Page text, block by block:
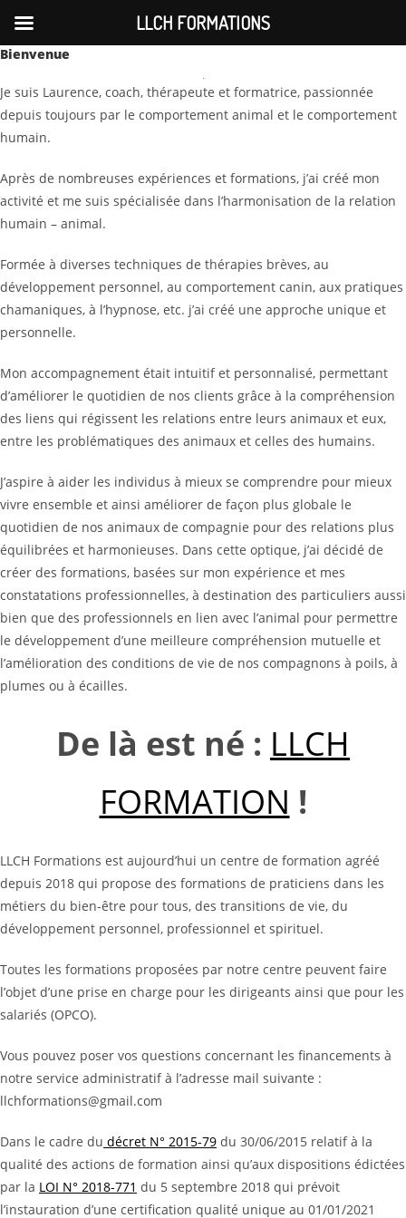
Skip
content
Bienvenue
Je suis Laurence, coach, thérapeute et formatrice, passionnée
depuis toujours par le comportement animal et le comportement
humain.
Après de nombreuses expériences et formations, j’ai créé mon
activité et me suis spécialisée dans l’harmonisation de la relation
humain – animal.
Formée à diverses techniques de thérapies brèves, au
développement personnel, au comportement canin, aux pratiques
chamaniques, à l’hypnose, etc. j’ai créé une approche unique et
personnelle.
Mon accompagnement était intuitif et personnalisé, permettant
d’améliorer le quotidien de nos clients grâce à la compréhension
des liens qui régissent les relations entre leurs animaux et eux,
entre les problématiques des animaux et celles des humains.
J’aspire à aider les individus à mieux se comprendre pour mieux
vivre ensemble et ainsi améliorer de façon plus globale le
quotidien de nos animaux de compagnie pour des relations plus
équilibrées et harmonieuses. Dans cette optique, j’ai décidé de
créer des formations, basées sur mon expérience et mes
constatations professionnelles, à destination des particuliers aussi
bien que des professionnels en lien avec l’animal pour permettre
le développement d’une meilleure compréhension mutuelle et
l’amélioration des conditions de vie de nos compagnons à poils, à
plumes ou à écailles.
De là est né : LLCH
FORMATION !
LLCH Formations est aujourd’hui un centre de formation agréé
depuis 2018 qui propose des formations de praticiens dans les
métiers du bien-être pour tous, des transitions de vie, du
développement personnel, professionnel et spirituel.
Toutes les formations proposées par notre centre peuvent faire
l’objet d’une prise en charge pour les dirigeants ainsi que pour les
salariés (OPCO).
Vous pouvez poser vos questions concernant les financements à
notre service administratif à l’adresse mail suivante :
llchformations@gmail.com
Dans le cadre du décret N° 2015-79 du 30/06/2015 relatif à la
qualité des actions de formation ainsi qu’aux dispositions édictées
par la LOI N° 2018-771 du 5 septembre 2018 qui prévoit
l’instauration d’une certification qualité unique au 01/01/2021
LLCH FORMATIONS